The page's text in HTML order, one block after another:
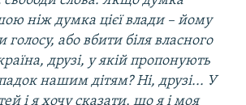
ніж думка цієї влади – йому
голосу, або вбити біля власного
друзі, у якій пропонують
нашим дітям? Ні, друзі... У
і я хочу сказати, що я і моя